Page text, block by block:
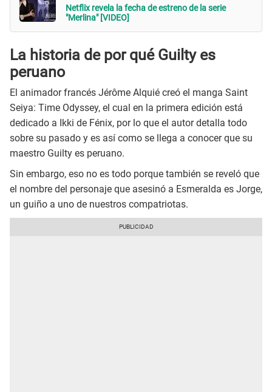
Netflix revela la fecha de estreno de la serie
"Merlina" [VIDEO]
La historia de por qué Guilty es
peruano
El animador francés Jérôme Alquié creó el manga Saint
Seiya: Time Odyssey, el cual en la primera edición está
dedicado a Ikki de Fénix, por lo que el autor detalla todo
sobre su pasado y es así como se llega a conocer que su
maestro Guilty es peruano.
Sin embargo, eso no es todo porque también se reveló que
el nombre del personaje que asesinó a Esmeralda es Jorge,
un guiño a uno de nuestros compatriotas.